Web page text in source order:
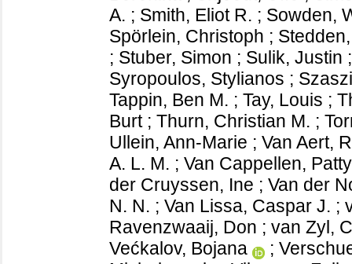
A. ; Smith, Eliot R. ; Sowden,
Spörlein, Christoph ;
; Stuber, Simon ; Sulik, Justin
Syropoulos, Stylianos ;
Tappin, Ben M. ; Tay, Louis ;
Burt; Thurn, Christian M. ;
Ullein, Ann-Marie ; Van Aert,
A. L. M. ; Van Cappellen, Patty
der Cruyssen, Ine ; Van der
N. N. ; Van Lissa, Caspar J. ;
Ravenzwaaij, Don ; van Zyl,
Većkalov, Bojana
;